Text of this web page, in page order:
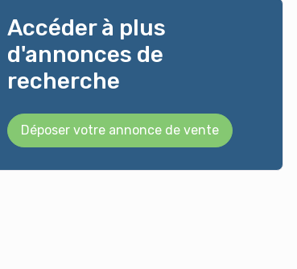
Accéder à plus
d'annonces de
recherche
Déposer votre annonce de vente